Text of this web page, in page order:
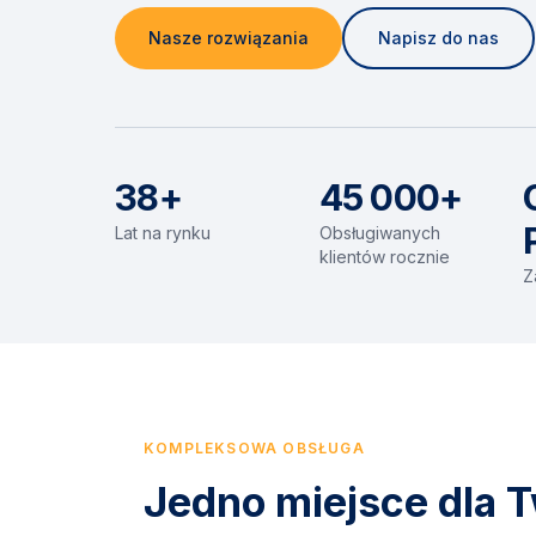
Nasze rozwiązania Napisz do nas
38+
Lat na rynku
45 000+
Obsługiwanych
klientów rocznie
KOMPLEKSOWA OBSŁUGA
Jedno miejsce dla